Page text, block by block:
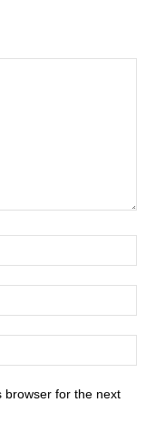
browser for the next